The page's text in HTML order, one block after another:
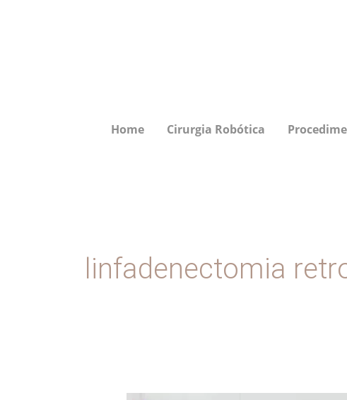
Home Cirurgia Robótica
linfadenectomia